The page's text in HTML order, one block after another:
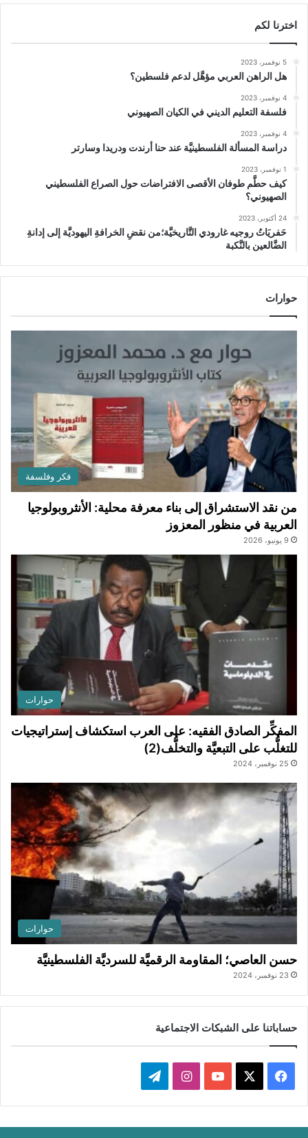
اخترنا لكم
5 نوفمبر، 2023
هل الراهن العربي مؤهَّل لدعم فلسطين؟
4 نوفمبر، 2023
فلسفة التعليم الديني في الكيان الصهيوني
4 نوفمبر، 2023
دراسة المسألة الفلسطينيَّة عند حنا أرندت ودريدا وسارتر
1 نوفمبر، 2023
كيف حطَّم طوفان الأقصى الافتراضات حول الصراع الفلسطيني
الصهيوني؟
24 أكتوبر، 2023
حَفريَاتُ روجيه غارودي التَّاريخيَّة؛من نقضِ الخرافةِ اليهوديَّة إلى إدانةِ
الضَّالعين بالنَّكبة
حوارات
فكر وفلسفة
من نقد الاستشراق إلى بناء معرفة محلية: الأنثروبولوجيا
العربية في منظور المعزوز
9 يونيو، 2026
حوارات
المفكِّر الصادق الفقيه: على العرب استكشاف إستراتيجيات
للتغلُّب على التبعيَّة والتخلُّف(2)
25 نوفمبر، 2024
حوارات
حسن العاصي؛ المقاومة الرقميَّة للسرديَّة الفلسطينيَّة
23 نوفمبر، 2024
حساباتنا على الشبكات الاجتماعية
ي
س
X
Y
o
ن
س
ي
ل